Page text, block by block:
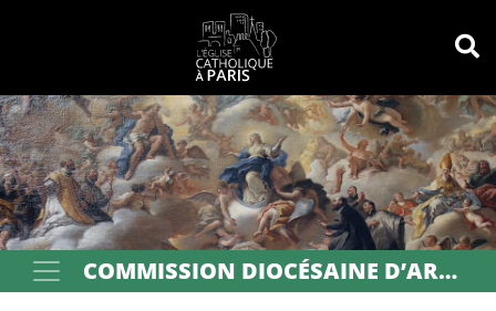
Votre recherche OK
COMMISSION DIOCÉSAINE D’ART SACRÉ DE PARIS
Panneau de gestion des cookies